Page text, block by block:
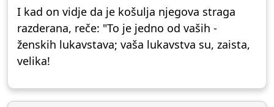
I kad on vidje da je košulja njegova straga
razderana, reče: "To je jedno od vaših -
ženskih lukavstava; vaša lukavstva su, zaista,
velika!